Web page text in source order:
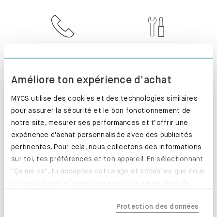
Améliore ton expérience d'achat
MYCS utilise des cookies et des technologies similaires
pour assurer la sécurité et le bon fonctionnement de
notre site, mesurer ses performances et t’offrir une
expérience d'achat personnalisée avec des publicités
pertinentes. Pour cela, nous collectons des informations
sur toi, tes préférences et ton appareil. En sélectionnant
"Ça me va", tu acceptes cet usage et acceptes que nous
tes données pourraient être traitées en dehors de l'UE,
Protection des données
RETOUR SOUS 100
JOURS
PRODUCTION
EXPRESS